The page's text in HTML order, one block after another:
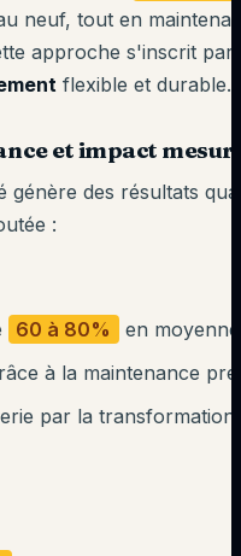
neuf, tout en
approche s'inscrit
flexible et durable.
et impact
génère des résultats
:
60 à 80%
en moyenne
à la maintenance
par la transformation